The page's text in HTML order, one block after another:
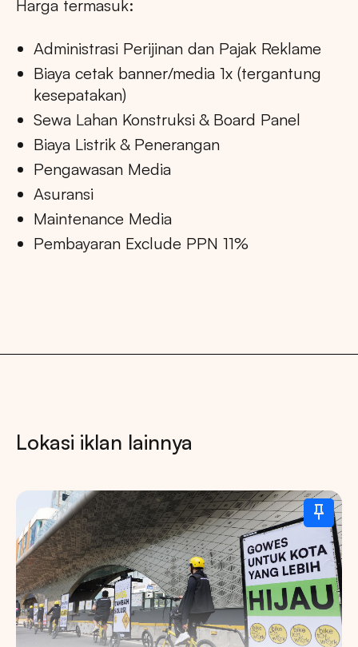
Harga termasuk:
Administrasi Perijinan dan Pajak Reklame
Biaya cetak banner/media 1x (tergantung
kesepatakan)
Sewa Lahan Konstruksi & Board Panel
Biaya Listrik & Penerangan
Pengawasan Media
Asuransi
Maintenance Media
Pembayaran Exclude PPN 11%
Lokasi iklan lainnya